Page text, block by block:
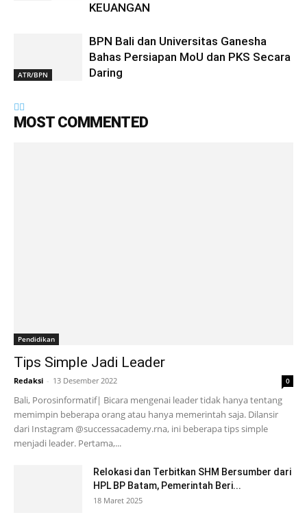
KEUANGAN
ATR/BPN
BPN Bali dan Universitas Ganesha
Bahas Persiapan MoU dan PKS Secara
Daring
MOST COMMENTED
Pendidikan
Tips Simple Jadi Leader
Redaksi - 13 Desember 2022 0
Bali, Porosinformatif| Bicara mengenai leader tidak hanya tentang
memimpin beberapa orang atau hanya memerintah saja. Dilansir
dari Instagram @successacademy.rna, ini beberapa tips simple
menjadi leader. Pertama,...
Relokasi dan Terbitkan SHM Bersumber dari
HPL BP Batam, Pemerintah Beri...
18 Maret 2025